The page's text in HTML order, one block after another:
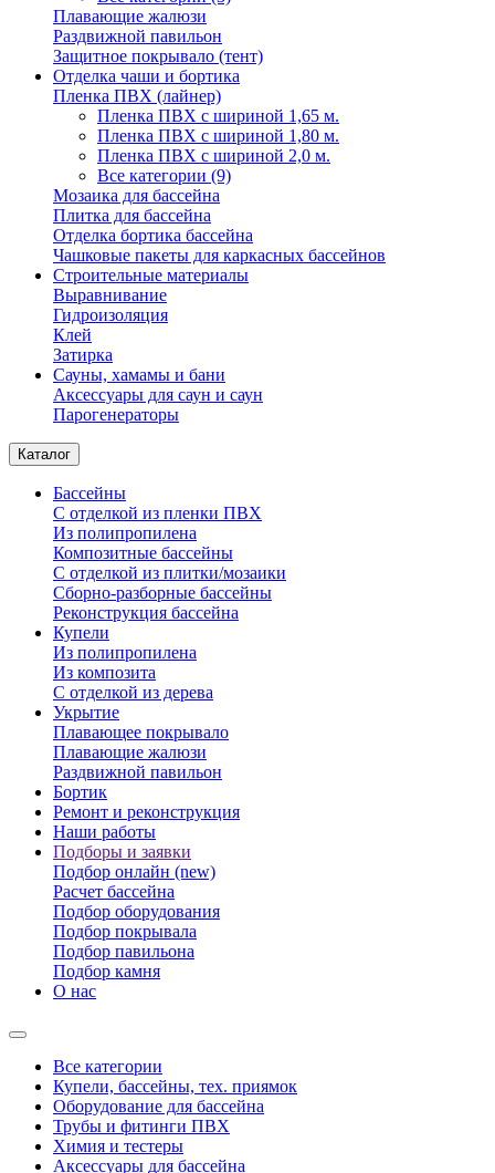
Плавающие жалюзи
Раздвижной павильон
Защитное покрывало (тент)
Отделка чаши и бортика
Пленка ПВХ (лайнер)
Пленка ПВХ с шириной 1,65 м.
Пленка ПВХ с шириной 1,80 м.
Пленка ПВХ с шириной 2,0 м.
Все категории (9)
Мозаика для бассейна
Плитка для бассейна
Отделка бортика бассейна
Чашковые пакеты для каркасных бассейнов
Строительные материалы
Выравнивание
Гидроизоляция
Клей
Затирка
Сауны, хамамы и бани
Аксессуары для саун и саун
Парогенераторы
Каталог
Бассейны
С отделкой из пленки ПВХ
Из полипропилена
Композитные бассейны
С отделкой из плитки/мозаики
Сборно-разборные бассейны
Реконструкция бассейна
Купели
Из полипропилена
Из композита
С отделкой из дерева
Укрытие
Плавающее покрывало
Плавающие жалюзи
Раздвижной павильон
Бортик
Ремонт и реконструкция
Наши работы
Подборы и заявки
Подбор онлайн (new)
Расчет бассейна
Подбор оборудования
Подбор покрывала
Подбор павильона
Подбор камня
О нас
Все категории
Купели, бассейны, тех. приямок
Оборудование для бассейна
Трубы и фитинги ПВХ
Химия и тестеры
Аксессуары для бассейна